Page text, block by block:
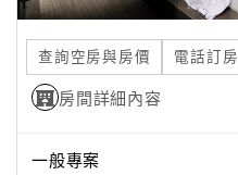
合
作
提
案
查詢空房與房價 電話訂房
房間詳細內容
一般專案